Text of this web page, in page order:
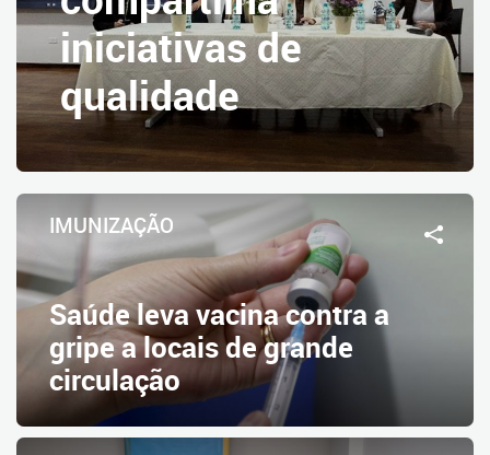
iniciativas de
qualidade
IMUNIZAÇÃO
Saúde leva vacina contra a
gripe a locais de grande
circulação